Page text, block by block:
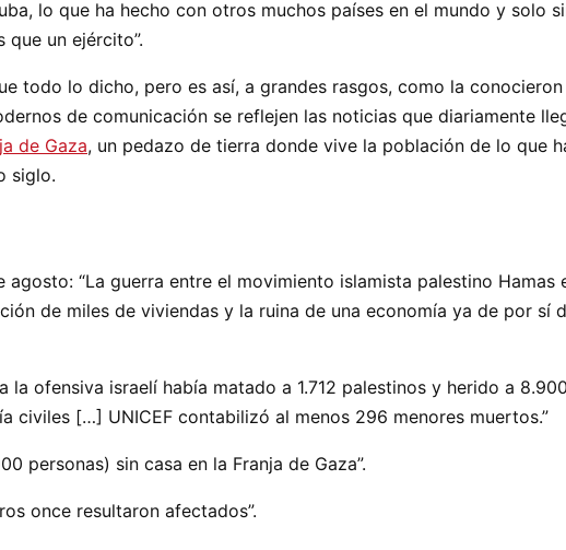
lo que ha hecho con otros muchos países en el mundo y solo
un ejército”.
todo lo dicho, pero es así, a grandes rasgos, como la
de comunicación se reflejen las noticias que diariamente
de Gaza, un pedazo de tierra donde vive la población de lo que
siglo.
“La guerra entre el movimiento islamista palestino Hamas
de miles de viviendas y la ruina de una economía ya de por sí
la ofensiva israelí había matado a 1.712 palestinos y herido a
civiles […] UNICEF contabilizó al menos 296 menores muertos.”
personas) sin casa en la Franja de Gaza”.
once resultaron afectados”.